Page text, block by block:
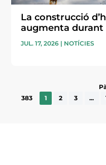
La construcció
augmenta durant
JUL. 17, 2026 | NOTÍCIES
383
1 2 3 ...